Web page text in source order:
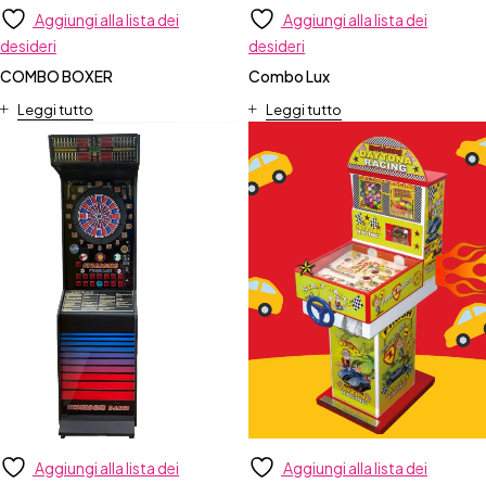
Aggiungi alla lista dei
desideri
COMBO BOXER
Leggi tutto
Aggiungi alla lista dei
desideri
Combo Lux
Leggi tutto
Aggiungi alla lista dei
Aggiungi alla lista dei